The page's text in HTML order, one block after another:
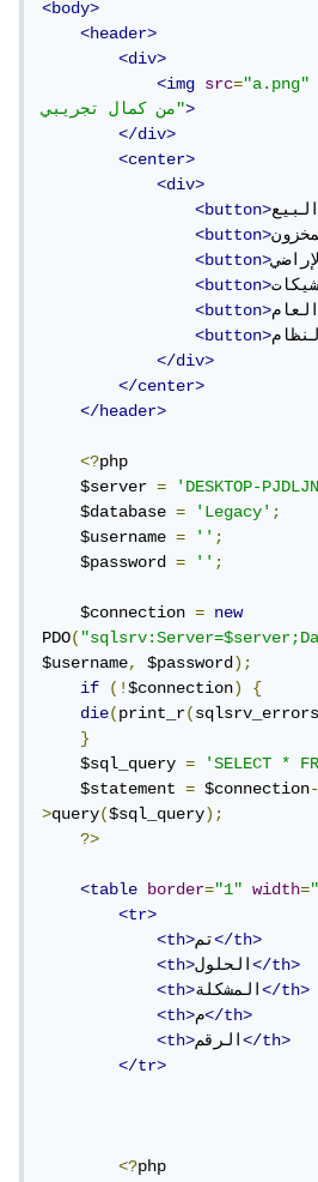
</asp:Repeater>
<body>
<header>
<div>
<img
src="a.png"
من كمال تجريبي">
</div>
<center>
<div>
<button>
<button>
<button>
<button>
<button>
<button>
</div>
</center>
</header>
<?php
    $server
= 'DESKTOP-
    $database
= 'Legacy';
    $username
= '';
    $password
= '';
    $connection
=
new
PDO(
$username, $password);
if
(!$connection)
{
die(print_r(
}
    $sql_query
= 'SELECT *
    $statement
= $connection-
>query($sql_query);
?>
<table border="1" width=
<tr>
<th>تم</th>
<th> الحلول</th>
<th>المشكلة</th>
<th>م</th>
<th>الرقم</th>
</tr>
<?php